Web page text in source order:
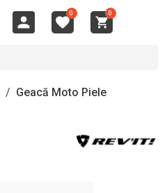
0 0
/ Geacă Moto Piele